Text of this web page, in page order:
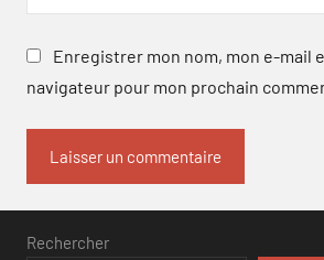
Enregistrer mon nom, mon e-mail
navigateur pour mon prochain
Rechercher